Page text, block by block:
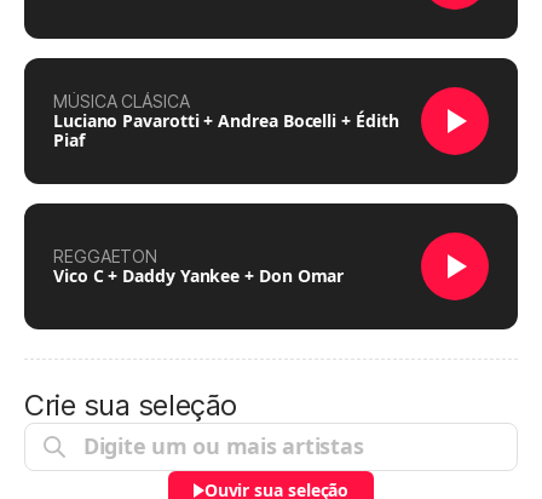
MÚSICA CLÁSICA
Luciano Pavarotti + Andrea Bocelli + Édith
Piaf
REGGAETON
Vico C + Daddy Yankee + Don Omar
Crie sua seleção
Ouvir sua seleção